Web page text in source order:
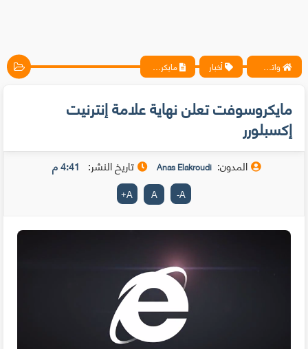
واتس آب ، فيسبوك ، أنترنت ، شروحات تقنية حصرية - المحترف أخبار مايكروسوفت تعلن نهاية علامة إنترنيت إكسبلورر
مايكروسوفت تعلن نهاية علامة إنترنيت
إكسبلورر
المدون: Anas Elakroudi تاريخ النشر: 4:41 م
A
-
A
A
+